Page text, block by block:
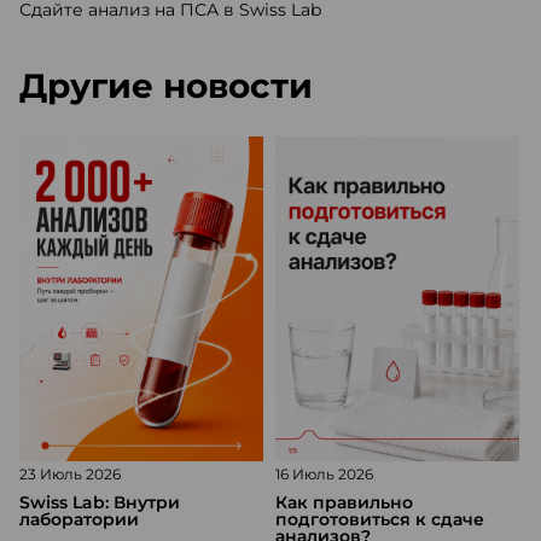
Сдайте анализ на ПСА в Swiss Lab
Другие новости
23 Июль 2026
Swiss Lab: Внутри
лаборатории
16 Июль 2026
Как правильно
подготовиться к сдаче
анализов?